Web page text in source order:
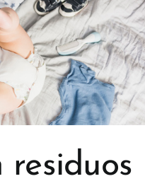
residuos